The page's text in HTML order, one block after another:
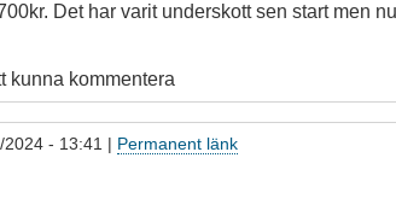
Det har varit underskott sen start men
kunna kommentera
- 13:41 | Permanent länk